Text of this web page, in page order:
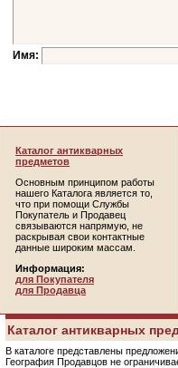
Имя:
Каталог антикварных
предметов
Основным принципом работы
нашего Каталога является то,
что при помощи Службы
Покупатель и Продавец
связываются напрямую, не
раскрывая свои контактные
данные широким массам.
Информация:
для Покупателя
для Продавца
Каталог антикварных
В каталоге представлены
География Продавцов не